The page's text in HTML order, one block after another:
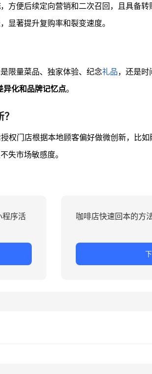
，方便后续定向营销和二次召回，且具备转
显著提升复购率和裂变速度。
限量菜品、独家体验、纪念礼品，还是时
异化和品牌记忆点。
权门店根据本地顾客偏好做微创新，比
失市场敏感度。
程序活
咖啡店快速回本的方